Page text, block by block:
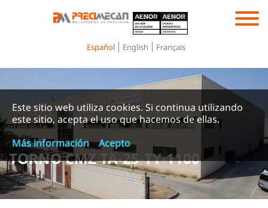
Español English Français
TORNO CMZ TA-25-TY-1100
Este sitio web utiliza cookies. Si continua utilizando
este sitio, acepta el uso que hacemos de ellas.
Más información
Acepto